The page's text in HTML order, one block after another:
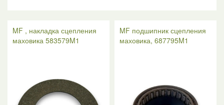
MF , накладка сцепления
маховика 583579M1
MF подшипник сцепления
маховика, 687795M1